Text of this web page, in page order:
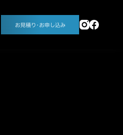
お見積り･お申し込み